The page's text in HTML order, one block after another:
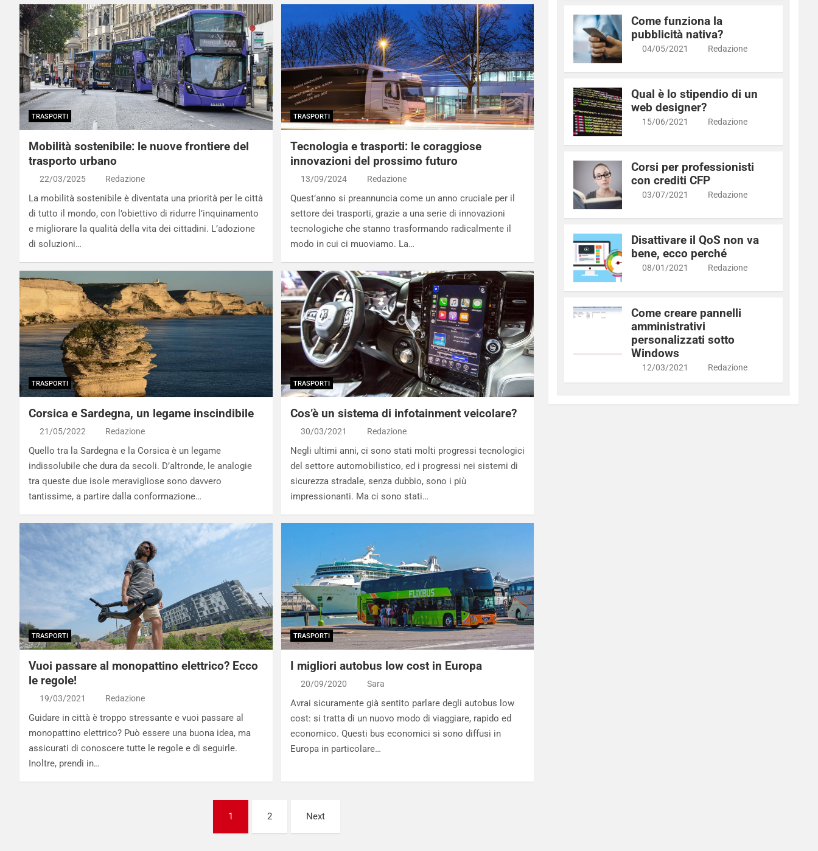
TRASPORTI
Mobilità sostenibile: le nuove frontiere del
trasporto urbano
22/03/2025 Redazione
La mobilità sostenibile è diventata una priorità per le città
di tutto il mondo, con l’obiettivo di ridurre l’inquinamento
e migliorare la qualità della vita dei cittadini. L’adozione
di soluzioni…
TRASPORTI
Tecnologia e trasporti: le coraggiose
innovazioni del prossimo futuro
13/09/2024 Redazione
Quest’anno si preannuncia come un anno cruciale per il
settore dei trasporti, grazie a una serie di innovazioni
tecnologiche che stanno trasformando radicalmente il
modo in cui ci muoviamo. La…
TRASPORTI
Corsica e Sardegna, un legame inscindibile
21/05/2022 Redazione
Quello tra la Sardegna e la Corsica è un legame
indissolubile che dura da secoli. D’altronde, le analogie
tra queste due isole meravigliose sono davvero
tantissime, a partire dalla conformazione…
TRASPORTI
Cos’è un sistema di infotainment veicolare?
30/03/2021 Redazione
Negli ultimi anni, ci sono stati molti progressi tecnologici
del settore automobilistico, ed i progressi nei sistemi di
sicurezza stradale, senza dubbio, sono i più
impressionanti. Ma ci sono stati…
TRASPORTI
Vuoi passare al monopattino elettrico? Ecco
le regole!
19/03/2021 Redazione
Guidare in città è troppo stressante e vuoi passare al
monopattino elettrico? Può essere una buona idea, ma
assicurati di conoscere tutte le regole e di seguirle.
Inoltre, prendi in…
TRASPORTI
I migliori autobus low cost in Europa
20/09/2020 Sara
Avrai sicuramente già sentito parlare degli autobus low
cost: si tratta di un nuovo modo di viaggiare, rapido ed
economico. Questi bus economici si sono diffusi in
Europa in particolare…
1 2 Next
Come funziona la
pubblicità nativa?
04/05/2021 Redazione
Qual è lo stipendio di un
web designer?
15/06/2021 Redazione
Corsi per professionisti
con crediti CFP
03/07/2021 Redazione
Disattivare il QoS non va
bene, ecco perché
08/01/2021 Redazione
Come creare pannelli
amministrativi
personalizzati sotto
Windows
12/03/2021 Redazione